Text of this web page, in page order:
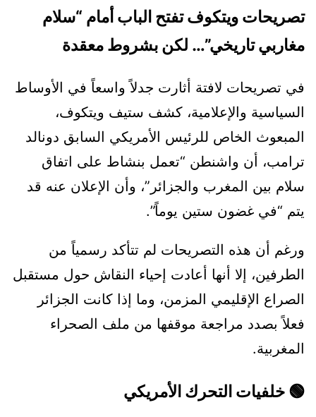
تصريحات ويتكوف تفتح الباب أمام “سلام
مغاربي تاريخي”… لكن بشروط معقدة
في تصريحات لافتة أثارت جدلاً واسعاً في الأوساط
السياسية والإعلامية، كشف ستيف ويتكوف،
المبعوث الخاص للرئيس الأمريكي السابق دونالد
ترامب، أن واشنطن “تعمل بنشاط على اتفاق
سلام بين المغرب والجزائر”، وأن الإعلان عنه قد
يتم “في غضون ستين يوماً”.
ورغم أن هذه التصريحات لم تتأكد رسمياً من
الطرفين، إلا أنها أعادت إحياء النقاش حول مستقبل
الصراع الإقليمي المزمن، وما إذا كانت الجزائر
فعلاً بصدد مراجعة موقفها من ملف الصحراء
المغربية.
🟢 خلفيات التحرك الأمريكي